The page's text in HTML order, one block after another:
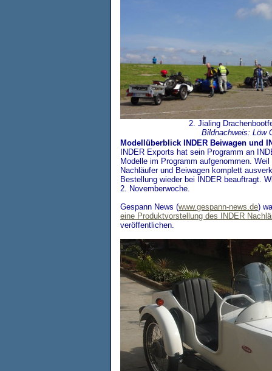
2. Jialing
Bildnachweis: Löw
Modellüberblick INDER Beiwagen und
INDER Exports hat sein Programm an
Modelle im Programm aufgenommen.
Nachläufer und Beiwagen komplett
Bestellung wieder bei INDER beauftragt.
2. Novemberwoche.
Gespann News (www.gespann-news.de)
eine Produktvorstellung des INDER
veröffentlichen.